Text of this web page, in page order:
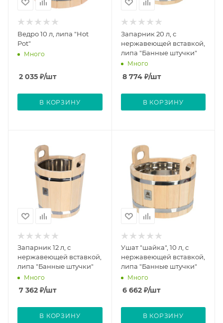
Ведро 10 л, липа "Hot
Pot"
Много
2 035 ₽/шт
В КОРЗИНУ
Запарник 20 л, с
нержавеющей вставкой,
липа "Банные штучки"
Много
8 774₽/шт
В КОРЗИНУ
Запарник 12 л, с
нержавеющей вставкой,
липа "Банные штучки"
Много
7 362 ₽/шт
В КОРЗИНУ
Ушат "шайка", 10 л, с
нержавеющей вставкой,
липа "Банные штучки"
Много
6 662₽/шт
В КОРЗИНУ